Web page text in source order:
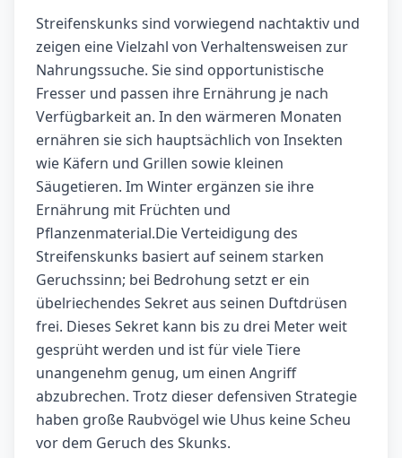
Streifenskunks sind vorwiegend nachtaktiv und
zeigen eine Vielzahl von Verhaltensweisen zur
Nahrungssuche. Sie sind opportunistische
Fresser und passen ihre Ernährung je nach
Verfügbarkeit an. In den wärmeren Monaten
ernähren sie sich hauptsächlich von Insekten
wie Käfern und Grillen sowie kleinen
Säugetieren. Im Winter ergänzen sie ihre
Ernährung mit Früchten und
Pflanzenmaterial.Die Verteidigung des
Streifenskunks basiert auf seinem starken
Geruchssinn; bei Bedrohung setzt er ein
übelriechendes Sekret aus seinen Duftdrüsen
frei. Dieses Sekret kann bis zu drei Meter weit
gesprüht werden und ist für viele Tiere
unangenehm genug, um einen Angriff
abzubrechen. Trotz dieser defensiven Strategie
haben große Raubvögel wie Uhus keine Scheu
vor dem Geruch des Skunks.